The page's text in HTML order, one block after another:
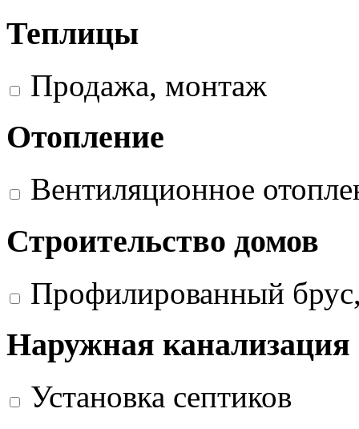
Теплицы
Продажа, монтаж
Отопление
Вентиляционное
Строительство домов
Профилированный
Наружная канализация
Установка септиков